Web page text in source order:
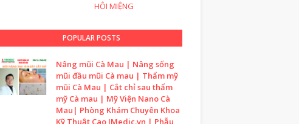
HÔI MIỆNG
POPULAR POSTS
Nâng mũi Cà Mau | Nâng sống
mũi đầu mũi Cà mau | Thẩm mỹ
mũi Cà Mau | Cắt chỉ sau thẩm
mỹ Cà mau | Mỹ Viện Nano Cà
Mau| Phòng Khám Chuyên Khoa
Kỹ Thuật Cao IMedic.vn | Phẫu